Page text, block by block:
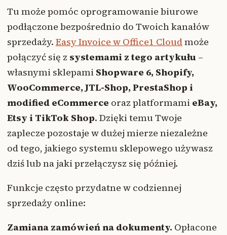
Tu może pomóc oprogramowanie biurowe
podłączone bezpośrednio do Twoich kanałów
sprzedaży. Easy Invoice w Office1 Cloudmoże
połączyć się z systemami z tego artykułu –
własnymi sklepami Shopware 6, Shopify,
WooCommerce, JTL-Shop, PrestaShop i
modified eCommerce oraz platformami eBay,
Etsy i TikTok Shop. Dzięki temu Twoje
zaplecze pozostaje w dużej mierze niezależne
od tego, jakiego systemu sklepowego używasz
dziś lub na jaki przełączysz się później.
Funkcje często przydatne w codziennej
sprzedaży online:
Zamiana zamówień na dokumenty. Opłacone